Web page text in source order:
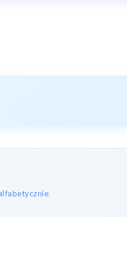
.